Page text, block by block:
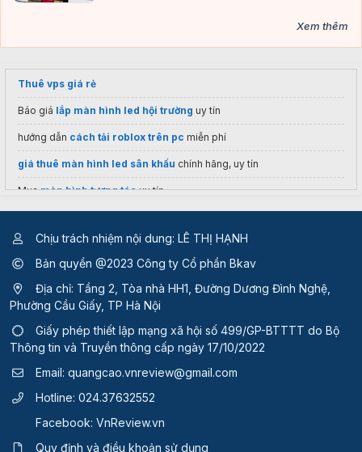
Xem thêm
Thuê vps giá rẻ
Báo giá lắp màn hình led hội trường uy tín
hướng dẫn cách tải roblox trên pc miễn phí
giá thuê màn hình led sân khấu chính hãng, uy tín
Muamàn hình tương tácuy tín
Chịu trách nhiệm nội dung: LÊ THỊ HẠNH
Bản quyền @2023 Công ty Cổ phần Bkav
Địa chỉ: Tầng 2, Tòa nhà HH1, Đường Dương Đình Nghệ,
Phường Cầu Giấy, TP Hà Nội
Giấy phép thiết lập mạng xã hội số 499/GP-BTTTT do Bộ
Thông tin và Truyền thông cấp ngày 17/10/2022
Email: quangcao.vnreview@gmail.com
Hotline: 024.37632552
Facebook: VnReview.vn
Quy định và điều khoản sử dụng